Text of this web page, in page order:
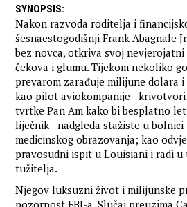
SYNOPSIS:
Nakon razvoda roditelja i
šesnaestogodišnji Frank Abagnale
bez novca, otkriva svoj
čekova i glumu. Tijekom nekoliko
prevarom zarađuje milijune dolara
kao pilot aviokompanije -
tvrtke Pan Am kako bi besplatno
liječnik - nadgleda stažiste u
medicinskog obrazovanja; kao
pravosudni ispit u Louisiani i radi u
tužitelja.
Njegov luksuzni život i milijunske